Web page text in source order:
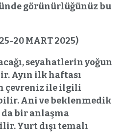
görünürlüğünüz bu
20 MART 2025)
seyahatlerin yoğun
Ayın ilk haftası
çevreniz ile ilgili
Ani ve beklenmedik
bir anlaşma
Yurt dışı temalı